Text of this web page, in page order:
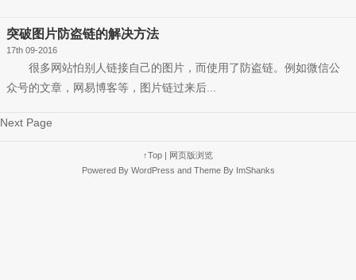
突破图片防盗链的解决方法
17th 09-2016
很多网站怕别人链接自己的图片，而使用了防盗链。例如微信公
众号的文章，网易博客等，图片链过来后...
Next Page
↑Top | 网页版浏览
Powered By WordPress and Theme By ImShanks